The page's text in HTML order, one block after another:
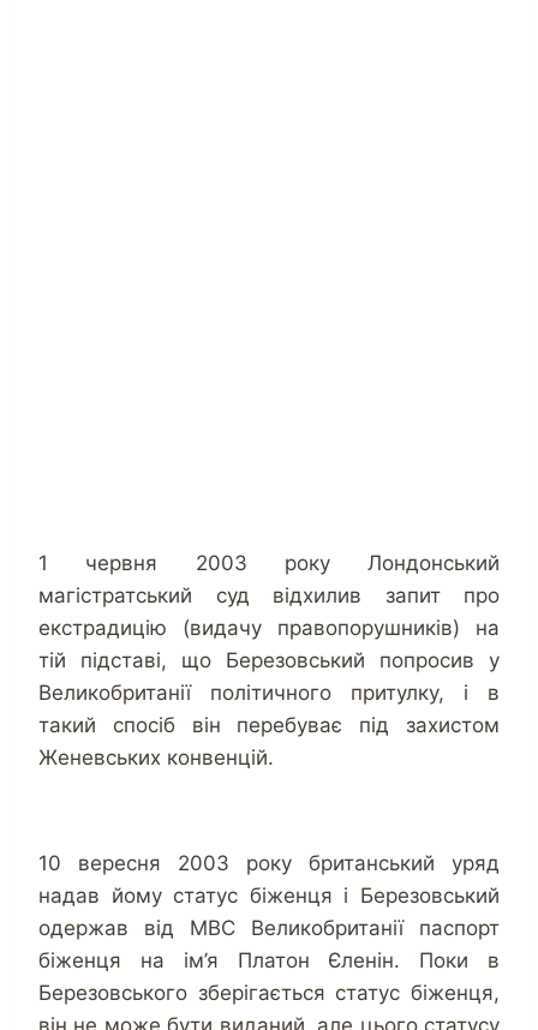
1 червня 2003 року Лондонський
магістратський суд відхилив запит про
екстрадицію (видачу правопорушників) на
тій підставі, що Березовський попросив у
Великобританії політичного притулку, і в
такий спосіб він перебуває під захистом
Женевських конвенцій.
10 вересня 2003 року британський уряд
надав йому статус біженця і Березовський
одержав від МВС Великобританії паспорт
біженця на ім’я Платон Єленін. Поки в
Березовського зберігається статус біженця,
він не може бути виданий, але цього статусу